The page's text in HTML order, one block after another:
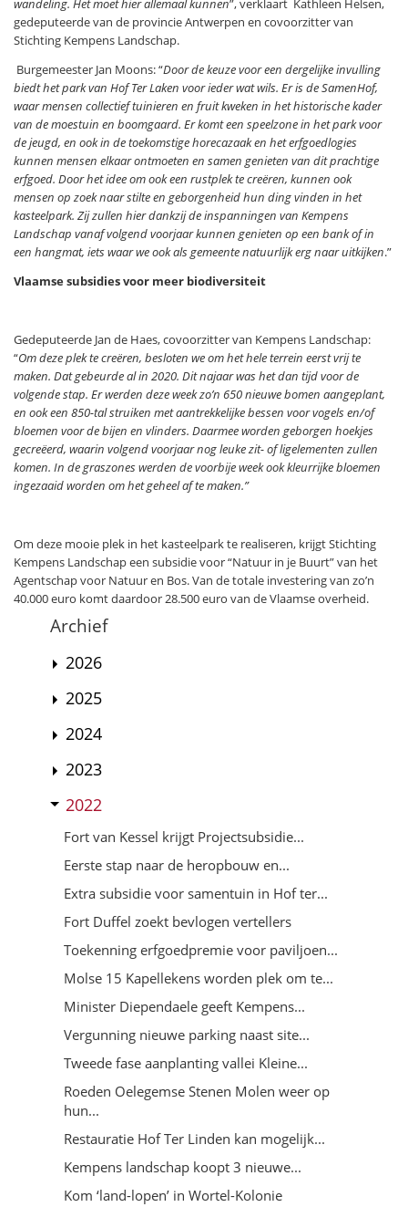
wandeling. Het moet hier allemaal kunnen”, verklaart Kathleen Helsen,
gedeputeerde van de provincie Antwerpen en covoorzitter van
Stichting Kempens Landschap.
Burgemeester Jan Moons: “Door de keuze voor een dergelijke invulling
biedt het park van Hof Ter Laken voor ieder wat wils. Er is de SamenHof,
waar mensen collectief tuinieren en fruit kweken in het historische kader
van de moestuin en boomgaard. Er komt een speelzone in het park voor
de jeugd, en ook in de toekomstige horecazaak en het erfgoedlogies
kunnen mensen elkaar ontmoeten en samen genieten van dit prachtige
erfgoed. Door het idee om ook een rustplek te creëren, kunnen ook
mensen op zoek naar stilte en geborgenheid hun ding vinden in het
kasteelpark. Zij zullen hier dankzij de inspanningen van Kempens
Landschap vanaf volgend voorjaar kunnen genieten op een bank of in
een hangmat, iets waar we ook als gemeente natuurlijk erg naar uitkijken.”
Vlaamse subsidies voor meer biodiversiteit
Gedeputeerde Jan de Haes, covoorzitter van Kempens Landschap:
“Om deze plek te creëren, besloten we om het hele terrein eerst vrij te
maken. Dat gebeurde al in 2020. Dit najaar was het dan tijd voor de
volgende stap. Er werden deze week zo’n 650 nieuwe bomen aangeplant,
en ook een 850-tal struiken met aantrekkelijke bessen voor vogels en/of
bloemen voor de bijen en vlinders. Daarmee worden geborgen hoekjes
gecreëerd, waarin volgend voorjaar nog leuke zit- of ligelementen zullen
komen. In de graszones werden de voorbije week ook kleurrijke bloemen
ingezaaid worden om het geheel af te maken.”
Om deze mooie plek in het kasteelpark te realiseren, krijgt Stichting
Kempens Landschap een subsidie voor “Natuur in je Buurt” van het
Agentschap voor Natuur en Bos. Van de totale investering van zo’n
40.000 euro komt daardoor 28.500 euro van de Vlaamse overheid.
Archief
2026
2025
2024
2023
2022
Fort van Kessel krijgt Projectsubsidie...
Eerste stap naar de heropbouw en...
Extra subsidie voor samentuin in Hof ter...
Fort Duffel zoekt bevlogen vertellers
Toekenning erfgoedpremie voor paviljoen...
Molse 15 Kapellekens worden plek om te...
Minister Diependaele geeft Kempens...
Vergunning nieuwe parking naast site...
Tweede fase aanplanting vallei Kleine...
Roeden Oelegemse Stenen Molen weer op
hun...
Restauratie Hof Ter Linden kan mogelijk...
Kempens landschap koopt 3 nieuwe...
Kom ‘land-lopen’ in Wortel-Kolonie